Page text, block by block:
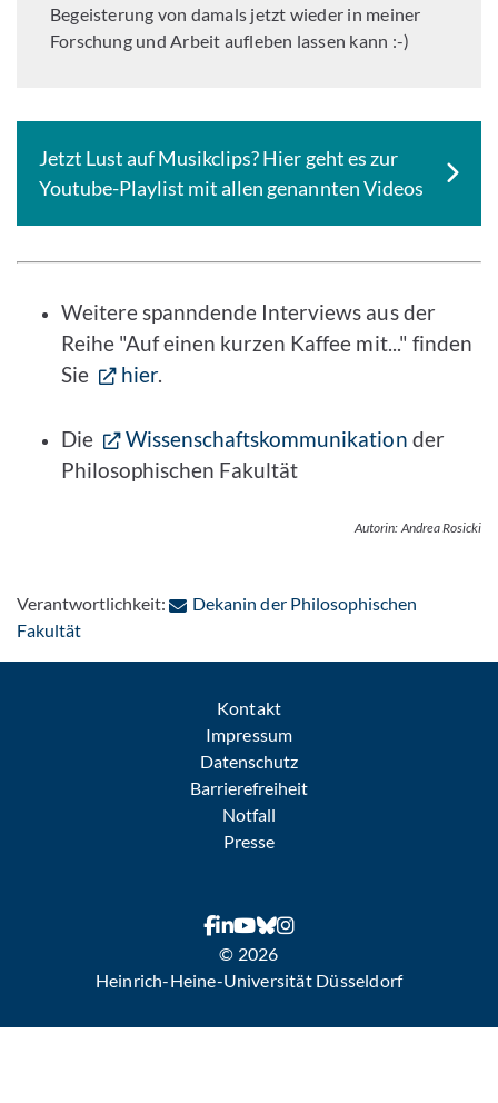
Begeisterung von damals jetzt wieder in meiner
Forschung und Arbeit aufleben lassen kann :-)
Jetzt Lust auf Musikclips? Hier geht es zur
Youtube-Playlist mit allen genannten Videos
Weitere spanndende Interviews aus der
Reihe "Auf einen kurzen Kaffee mit..." finden
Sie
hier.
Die Wissenschaftskommunikation der
Philosophischen Fakultät
Autorin: Andrea Rosicki
Verantwortlichkeit:
Dekanin der Philosophischen
Fakultät: Per E-Mail kontaktieren
Kontakt
Impressum
Datenschutz
Barrierefreiheit
Notfall
Presse
© 2026
Heinrich-Heine-Universität Düsseldorf